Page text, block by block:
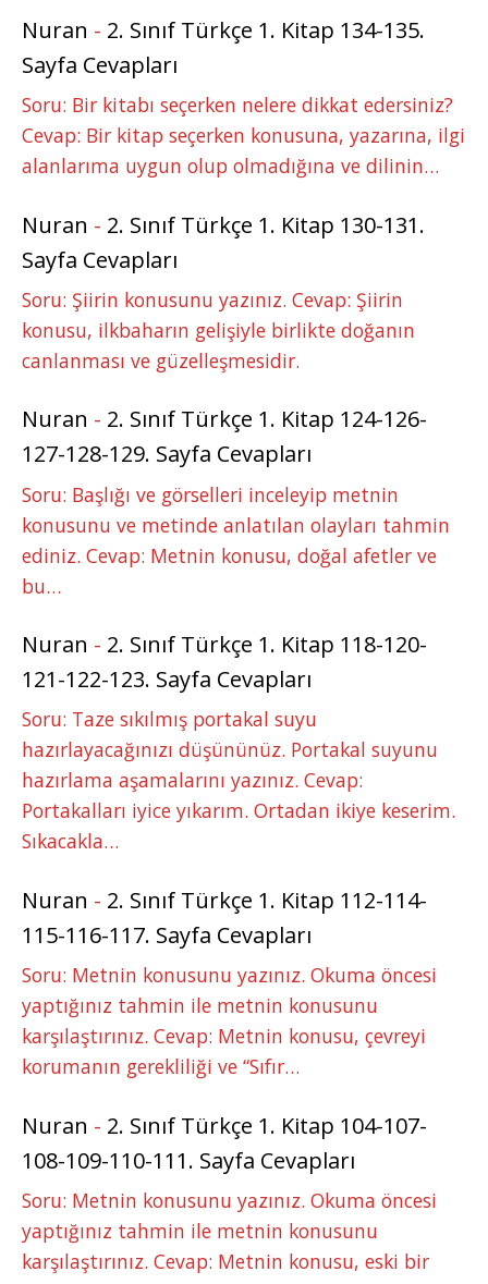
Nuran - 2. Sınıf Türkçe 1. Kitap 134-135.
Sayfa Cevapları
Soru: Bir kitabı seçerken nelere dikkat edersiniz?
Cevap: Bir kitap seçerken konusuna, yazarına, ilgi
alanlarıma uygun olup olmadığına ve dilinin…
Nuran - 2. Sınıf Türkçe 1. Kitap 130-131.
Sayfa Cevapları
Soru: Şiirin konusunu yazınız. Cevap: Şiirin
konusu, ilkbaharın gelişiyle birlikte doğanın
canlanması ve güzelleşmesidir.
Nuran - 2. Sınıf Türkçe 1. Kitap 124-126-
127-128-129. Sayfa Cevapları
Soru: Başlığı ve görselleri inceleyip metnin
konusunu ve metinde anlatılan olayları tahmin
ediniz. Cevap: Metnin konusu, doğal afetler ve
bu…
Nuran - 2. Sınıf Türkçe 1. Kitap 118-120-
121-122-123. Sayfa Cevapları
Soru: Taze sıkılmış portakal suyu
hazırlayacağınızı düşününüz. Portakal suyunu
hazırlama aşamalarını yazınız. Cevap:
Portakalları iyice yıkarım. Ortadan ikiye keserim.
Sıkacakla…
Nuran - 2. Sınıf Türkçe 1. Kitap 112-114-
115-116-117. Sayfa Cevapları
Soru: Metnin konusunu yazınız. Okuma öncesi
yaptığınız tahmin ile metnin konusunu
karşılaştırınız. Cevap: Metnin konusu, çevreyi
korumanın gerekliliği ve “Sıfır…
Nuran - 2. Sınıf Türkçe 1. Kitap 104-107-
108-109-110-111. Sayfa Cevapları
Soru: Metnin konusunu yazınız. Okuma öncesi
yaptığınız tahmin ile metnin konusunu
karşılaştırınız. Cevap: Metnin konusu, eski bir